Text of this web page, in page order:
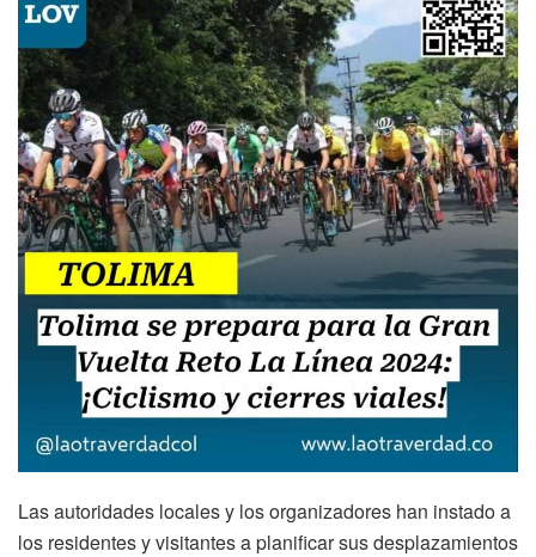
Las autoridades locales y los organizadores han instado a
los residentes y visitantes a planificar sus desplazamientos